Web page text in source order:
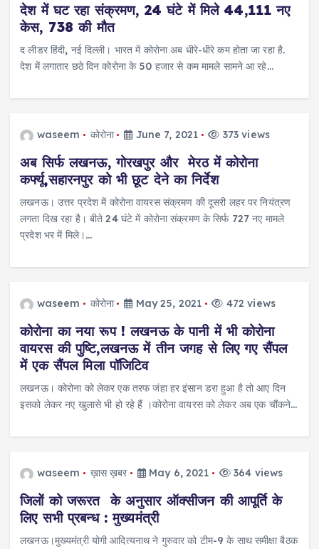
देश में घट रहा संक्रमण, 24 घंटे में मिले 44,111 नए
केस, 738 की मौत
द लीडर हिंदी, नई दिल्ली। भारत में कोरोना अब धीरे-धीरे कम होता जा रहा है.
देश में लगातार छठे दिन कोरोना के 50 हजार से कम मामले सामने आ रहे…
waseem कोरोना June 7, 2021 373 views
अब सिर्फ लखनऊ, गोरखपुर और मेरठ में कोरोना
कर्फ्यू,सहारनपुर को भी छूट देने का निर्देश
लखनऊ। उत्तर प्रदेश में कोरोना वायरस संक्रमण की दूसरी लहर पर नियंत्रण
लगता दिख रहा है। बीते 24 घंटे में कोरोना संक्रमण के सिर्फ 727 नए मामले
प्रदेश भर में मिले।…
waseem कोरोना May 25, 2021 472 views
कोरोना का नया रूप ! लखनऊ के पानी में भी कोरोना
वायरस की पुष्टि,लखनऊ में तीन जगह से लिए गए सैंपल
में एक सैंपल मिला पॉजिटिव
लखनऊ। कोरोना को लेकर एक तरफ जंहा हर इंसान डरा हुआ है तो आए दिन
इसको लेकर नए खुलासे भी हो रहे हैं ।कोरोना वायरस को लेकर अब एक चौंकने…
waseem ख़ास ख़बर May 6, 2021 364 views
जिलों को जरूरत के अनुसार ऑक्सीजन की आपूर्ति के
लिए सभी प्रबन्ध : मुख्यमंत्री
लखनऊ।मुख्यमंत्री योगी आदित्यनाथ ने गुरुवार को टीम-9 के साथ समीक्षा बैठक